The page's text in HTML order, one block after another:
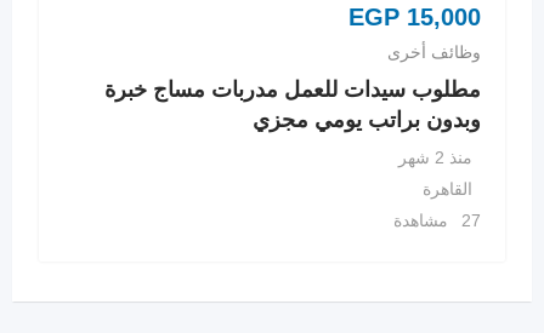
EGP 15,000
وظائف أخرى
مطلوب سيدات للعمل مدربات مساج خبرة
وبدون براتب يومي مجزي
منذ 2 شهر
القاهرة
27 مشاهدة